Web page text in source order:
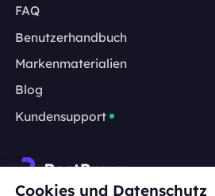
FAQ
Benutzerhandbuch
Markenmaterialien
Blog
Kundensupport
Cookies und Datenschutz